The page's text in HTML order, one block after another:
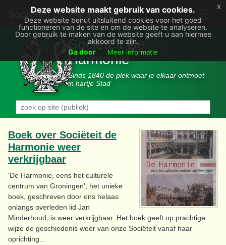
Deze website maakt gebruik van cookies.
Deze website benut uitsluitend cookies voor het goed
functioneren van de site en om de website te analyseren.
Door gebruik te maken van de website geeft u aan hiermee
akkoord te zijn.
Ga door
Meer informatie
x
Societëit de Harmonie
Sociëteit De
Harmonie
Sinds 1840 de plek waar je elkaar ontmoet
in hartje Stad
Boek over Sociëteit de
Harmonie weer
verkrijgbaar
'De Harmonie, eens het culturele
centrum van Groningen', het unieke
boek, geschreven door ons helaas
onlangs overleden lid Jan
Minderhoud, is weer verkrijgbaar. Het boek geeft op prachtige
wijze de geschiedenis weer van onze Sociëteit vanaf haar
oprichting...